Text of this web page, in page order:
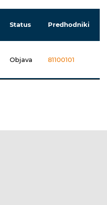
Status Predhodniki
Objava 81100101